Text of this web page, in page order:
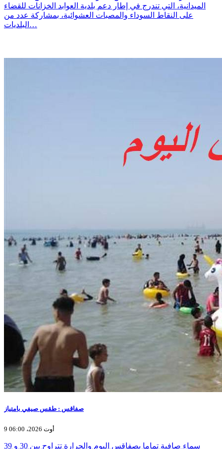
الميدانية، التي تندرج في إطار دعم بلدية العوابد الخزانات للقضاء
على النقاط السوداء والمصبات العشوائية، بمشاركة عدد من
البلديات…
صفاقس : طقس صيفي بامتياز
9 أوت 2026، 06:00
سماء صافية تماما بصفاقس اليوم والحرارة تتراوح بين 30 و 39